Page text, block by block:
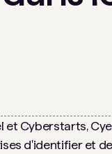
et Cyberstarts,
d'identifier et